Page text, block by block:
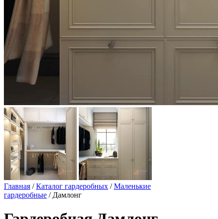
Главная /Каталог гардеробных /Маленькие
гардеробные / Дамлонг